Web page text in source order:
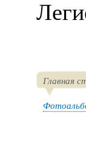
Главная